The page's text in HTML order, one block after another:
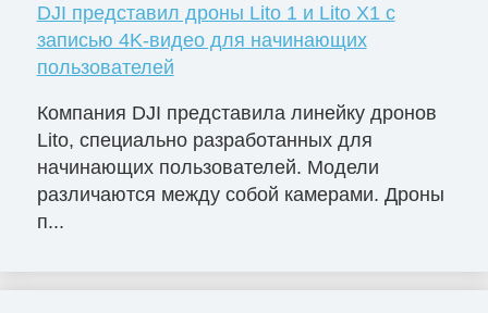
DJI представил дроны Lito 1 и Lito X1 с
записью 4K-видео для начинающих
пользователей
Компания DJI представила линейку дронов
Lito, специально разработанных для
начинающих пользователей. Модели
различаются между собой камерами. Дроны
п...